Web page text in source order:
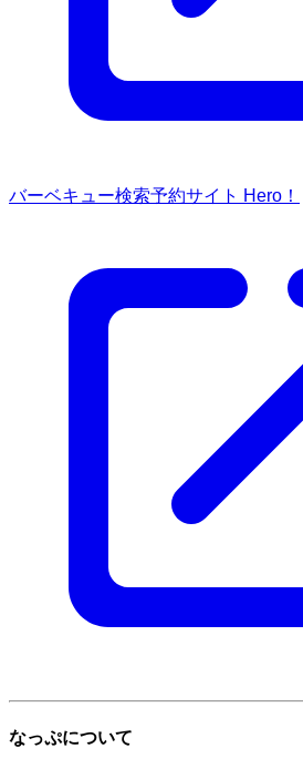
バーベキュー検索予約サイト Hero！
なっぷについて